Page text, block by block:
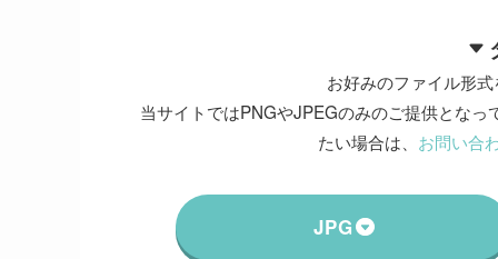
お好みのファイル形
当サイトではPNGやJPEGのみのご提供とな
たい場合は、 お問い合
JPG